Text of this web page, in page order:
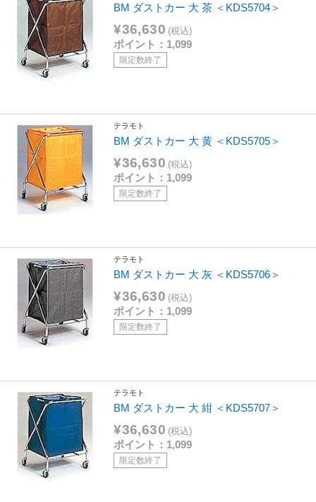
BM ダストカー 大 茶 ＜KDS5704＞
¥36,630 (税込)
ポイント：1,099
限定数終了
テラモト
BM ダストカー 大 黄 ＜KDS5705＞
¥36,630 (税込)
ポイント：1,099
限定数終了
テラモト
BM ダストカー 大 灰 ＜KDS5706＞
¥36,630 (税込)
ポイント：1,099
限定数終了
テラモト
BM ダストカー 大 紺 ＜KDS5707＞
¥36,630 (税込)
ポイント：1,099
限定数終了